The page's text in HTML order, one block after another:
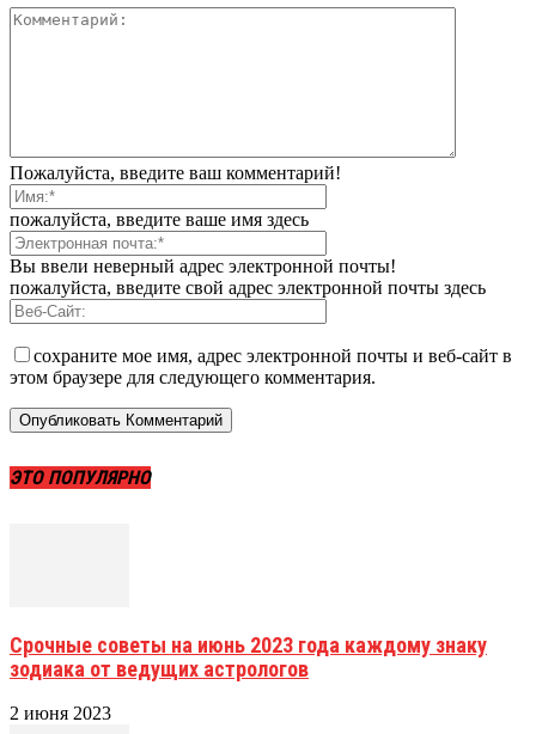
Пожалуйста, введите ваш комментарий!
пожалуйста, введите ваше имя здесь
Вы ввели неверный адрес электронной почты!
пожалуйста, введите свой адрес электронной почты здесь
сохраните мое имя, адрес электронной почты и веб-сайт в
этом браузере для следующего комментария.
ЭТО ПОПУЛЯРНО
Срочные советы на июнь 2023 года каждому знаку
зодиака от ведущих астрологов
2 июня 2023